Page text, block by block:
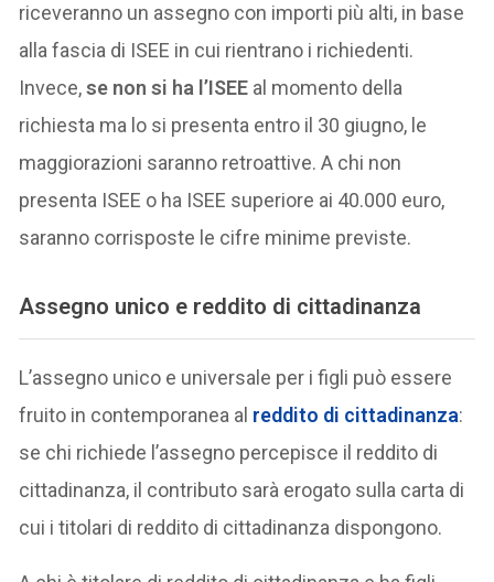
riceveranno un assegno con importi più alti, in base
alla fascia di ISEE in cui rientrano i richiedenti.
Invece,se non si ha l’ISEE al momento della
richiesta ma lo si presenta entro il 30 giugno, le
maggiorazioni saranno retroattive. A chi non
presenta ISEE o ha ISEE superiore ai 40.000 euro,
saranno corrisposte le cifre minime previste.
Assegno unico e reddito di cittadinanza
L’assegno unico e universale per i figli può essere
fruito in contemporanea al reddito di cittadinanza:
se chi richiede l’assegno percepisce il reddito di
cittadinanza, il contributo sarà erogato sulla carta di
cui i titolari di reddito di cittadinanza dispongono.